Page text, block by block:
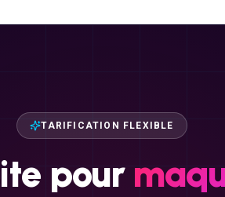
TARIFICATION FLEXIBLE
pour